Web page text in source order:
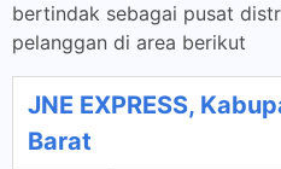
bertindak sebagai pusat
pelanggan di area berikut
JNE EXPRESS,
Barat